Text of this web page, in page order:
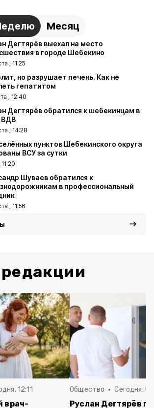
Месяц
Дегтярёв выехал на место
в городе Шебекино
, 11:25
но разрушает печень. Как не
гепатитом
, 12:40
Дегтярёв обратился к шебекинцам в
ВДВ
, 14:28
пунктов Шебекинского округа
ВСУ за сутки
Шуваев обратился к
в профессиональный
, 11:56
12:11
врач-
Общество Сегодня,
Руслан Дегтярёв